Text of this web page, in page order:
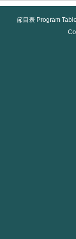
節目表 Program Table